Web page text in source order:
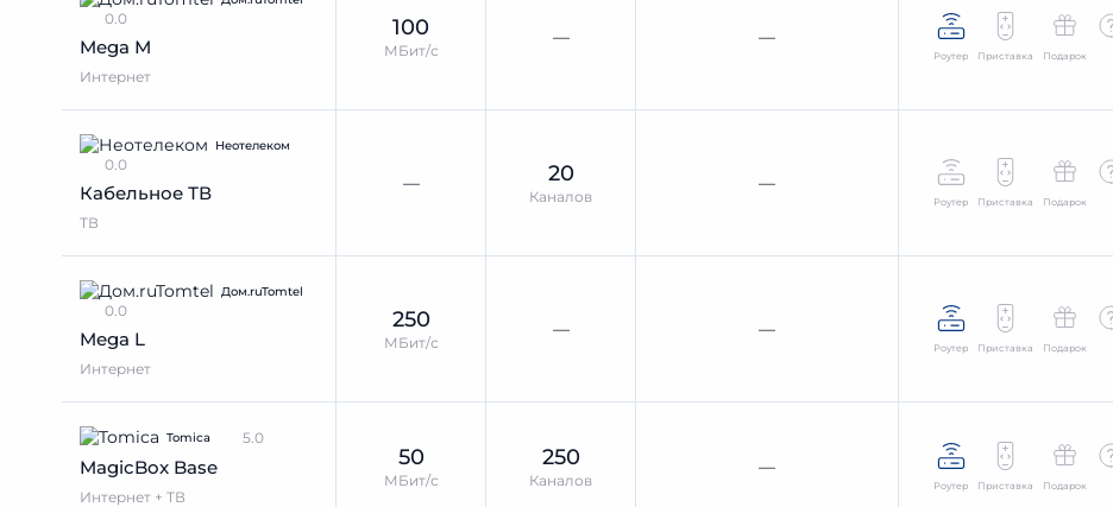
0.0
Mega М
Интернет
100
МБит/с
— —
Роутер Приставка Подарок
Неотелеком
0.0
Кабельное ТВ
ТВ
— 20
Каналов
—
Роутер Приставка Подарок
Дом.ruTomtel
0.0
Mega L
Интернет
250
МБит/с
— —
Роутер Приставка Подарок
Tomica 5.0
MagicBox Base
Интернет + ТВ
50
МБит/с
250
Каналов
—
Роутер Приставка Подарок